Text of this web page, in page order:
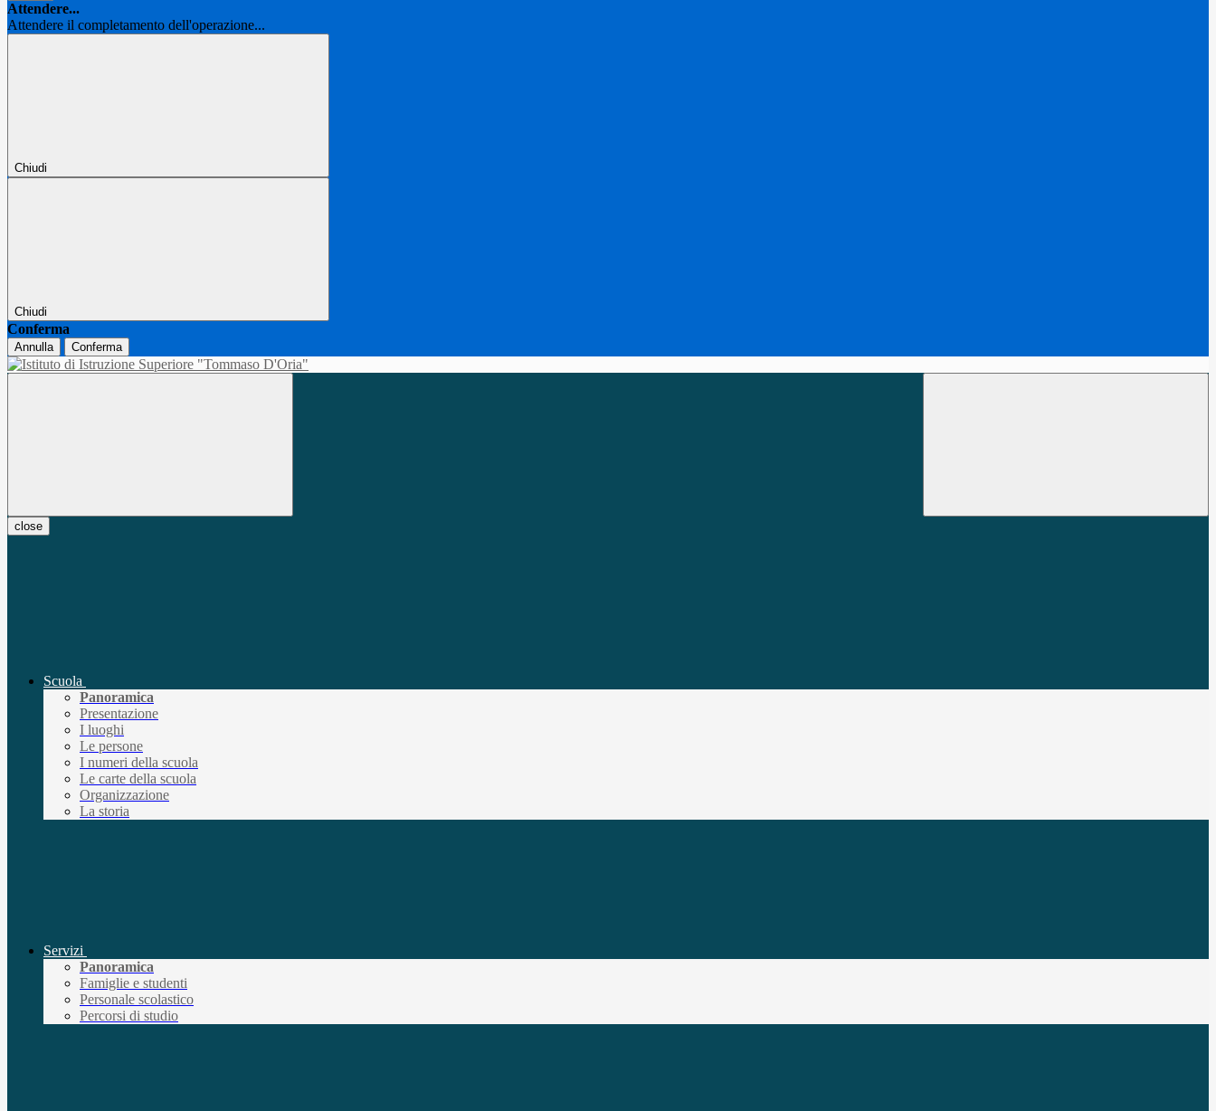
Attendere...
Attendere il completamento dell'operazione...
Chiudi
Chiudi
Conferma
Annulla Conferma
close
Scuola
Panoramica
Presentazione
I luoghi
Le persone
I numeri della scuola
Le carte della scuola
Organizzazione
La storia
Servizi
Panoramica
Famiglie e studenti
Personale scolastico
Percorsi di studio